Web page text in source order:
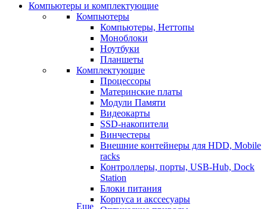
Компьютеры и комплектующие
Компьютеры
Компьютеры, Неттопы
Моноблоки
Ноутбуки
Планшеты
Комплектующие
Процессоры
Материнские платы
Модули Памяти
Видеокарты
SSD-накопители
Винчестеры
Внешние контейнеры для HDD, Mobile
racks
Контроллеры, порты, USB-Hub, Dock
Station
Блоки питания
Корпуса и акссесуары
Еще